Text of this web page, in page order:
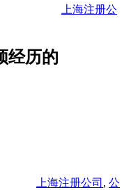
上海注册公
经历的
上海注册公司 , 公